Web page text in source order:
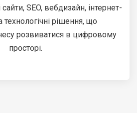
SEO, вебдизайн, інтернет-
технологічні рішення, що
розвиватися в цифровому
просторі.